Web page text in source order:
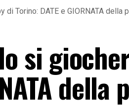
Torino: DATE e GIORNATA della
si